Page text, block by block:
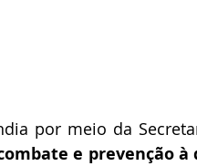
por meio da
e prevenção à